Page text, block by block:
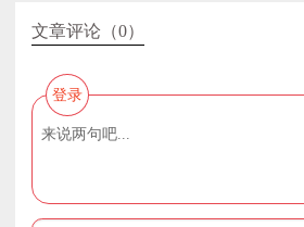
文章评论（0）
登录